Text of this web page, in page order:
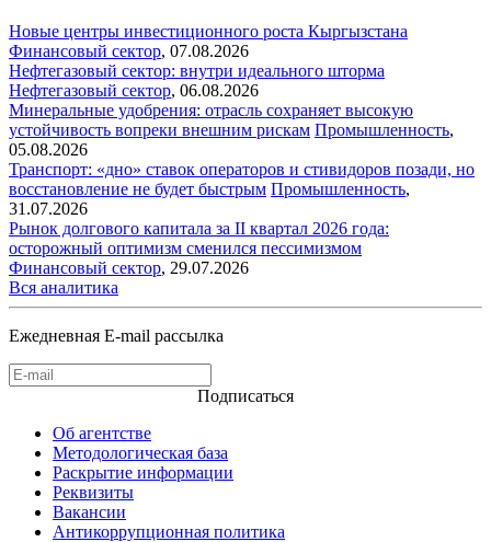
Новые центры инвестиционного роста Кыргызстана
Финансовый сектор, 07.08.2026
Нефтегазовый сектор: внутри идеального шторма
Нефтегазовый сектор, 06.08.2026
Минеральные удобрения: отрасль сохраняет высокую
устойчивость вопреки внешним рискам Промышленность,
05.08.2026
Транспорт: «дно» ставок операторов и стивидоров позади, но
восстановление не будет быстрым Промышленность,
31.07.2026
Рынок долгового капитала за II квартал 2026 года:
осторожный оптимизм сменился пессимизмом
Финансовый сектор, 29.07.2026
Вся аналитика
Ежедневная E-mail рассылка
Подписаться
Об агентстве
Методологическая база
Раскрытие информации
Реквизиты
Вакансии
Антикоррупционная политика